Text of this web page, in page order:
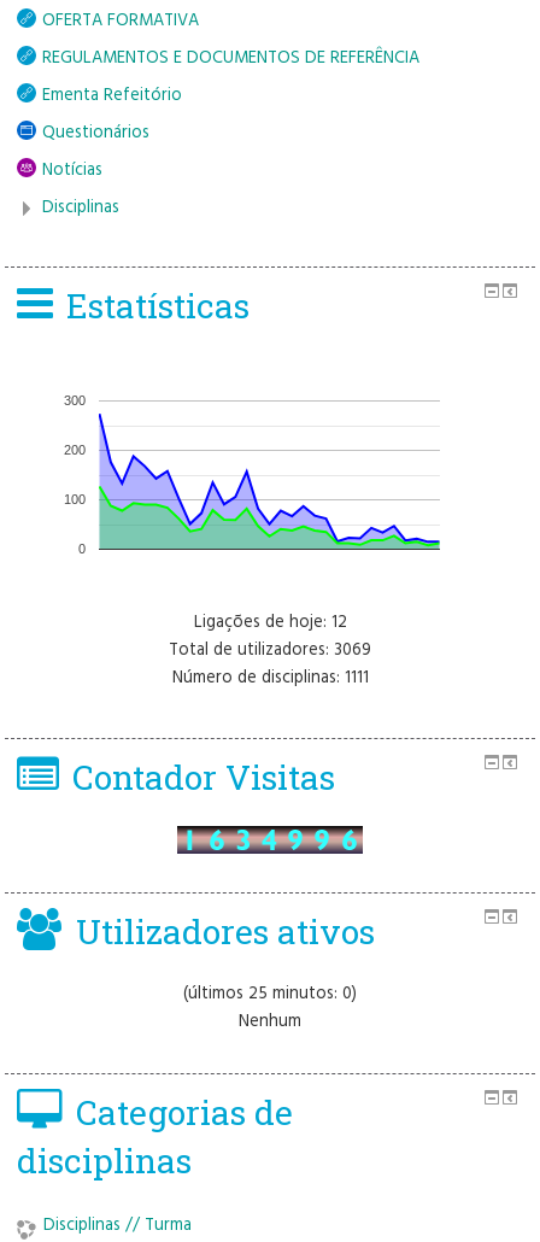
OFERTA FORMATIVA
REGULAMENTOS E DOCUMENTOS DE REFERÊNCIA
Ementa Refeitório
Questionários
Notícias
Disciplinas
Estatísticas
0
100
200
300
Ligações de hoje: 12
Total de utilizadores: 3069
Número de disciplinas: 1111
Contador Visitas
Utilizadores ativos
(últimos 25 minutos: 0)
Nenhum
Categorias de
disciplinas
Disciplinas // Turma